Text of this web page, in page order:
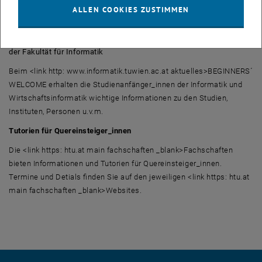
<link http: www.tuwien.ac.at dle barrierefrei alte_seiten>Barrierefrei
der Fakultät für Informatik
Beim <link http: www.informatik.tuwien.ac.at aktuelles>BEGINNERS´
WELCOME erhalten die Studienanfänger_innen der Informatik und
Wirtschaftsinformatik wichtige Informationen zu den Studien,
Instituten, Personen u.v.m.
Tutorien für Quereinsteiger_innen
Die <link https: htu.at main fachschaften _blank>Fachschaften
bieten Informationen und Tutorien für Quereinsteiger_innen.
Termine und Detials finden Sie auf den jeweiligen <link https: htu.at
main fachschaften _blank>Websites.
ALLEN COOKIES ZUSTIMMEN